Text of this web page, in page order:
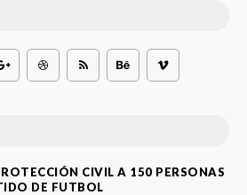
CIVIL A 150 PERSONAS
DE FUTBOL